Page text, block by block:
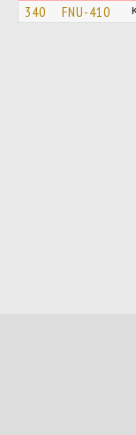
340 FNU-410